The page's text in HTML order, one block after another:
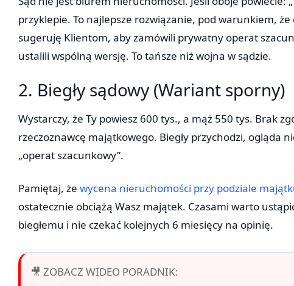
przyklepie. To najlepsze rozwiązanie, pod warunkiem,
sugeruję Klientom, aby zamówili prywatny operat
ustalili wspólną wersję. To tańsze niż wojna w sądzie.
2. Biegły sądowy (Wariant sporny)
Wystarczy, że Ty powiesz 600 tys., a mąż 550 tys. Brak
rzeczoznawcę majątkowego. Biegły przychodzi, ogląda
„operat szacunkowy”.
Pamiętaj, że wycena nieruchomości przy podziale
ostatecznie obciążą Wasz majątek. Czasami warto
biegłemu i nie czekać kolejnych 6 miesięcy na opinię.
🎥 ZOBACZ WIDEO PORADNIK: